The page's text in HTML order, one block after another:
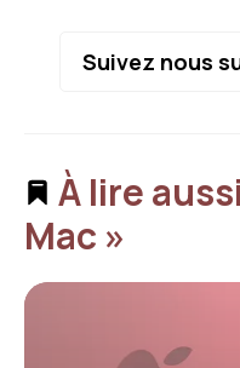
Suivez nous
À lire
Mac »